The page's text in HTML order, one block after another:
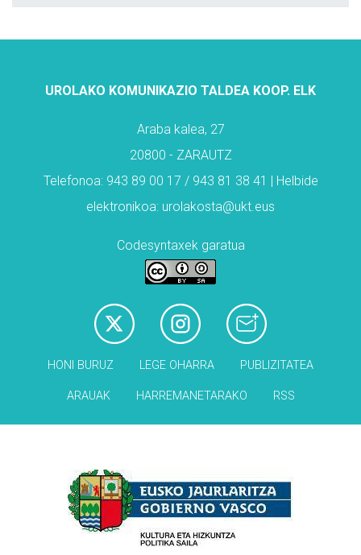
UROLAKO KOMUNIKAZIO TALDEA KOOP. ELK
Araba kalea, 27
20800 - ZARAUTZ
Telefonoa: 943 89 00 17 / 943 81 38 41 | Helbide
elektronikoa: urolakosta@ukt.eus
Codesyntaxek garatua
HONI BURUZ LEGE OHARRA PUBLIZITATEA
ARAUAK HARREMANETARAKO RSS